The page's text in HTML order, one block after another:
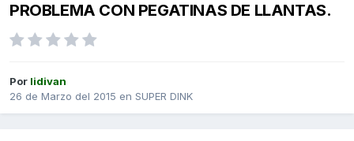
PROBLEMA CON PEGATINAS DE LLANTAS.
Por lidivan
26 de Marzo del 2015 en SUPER DINK